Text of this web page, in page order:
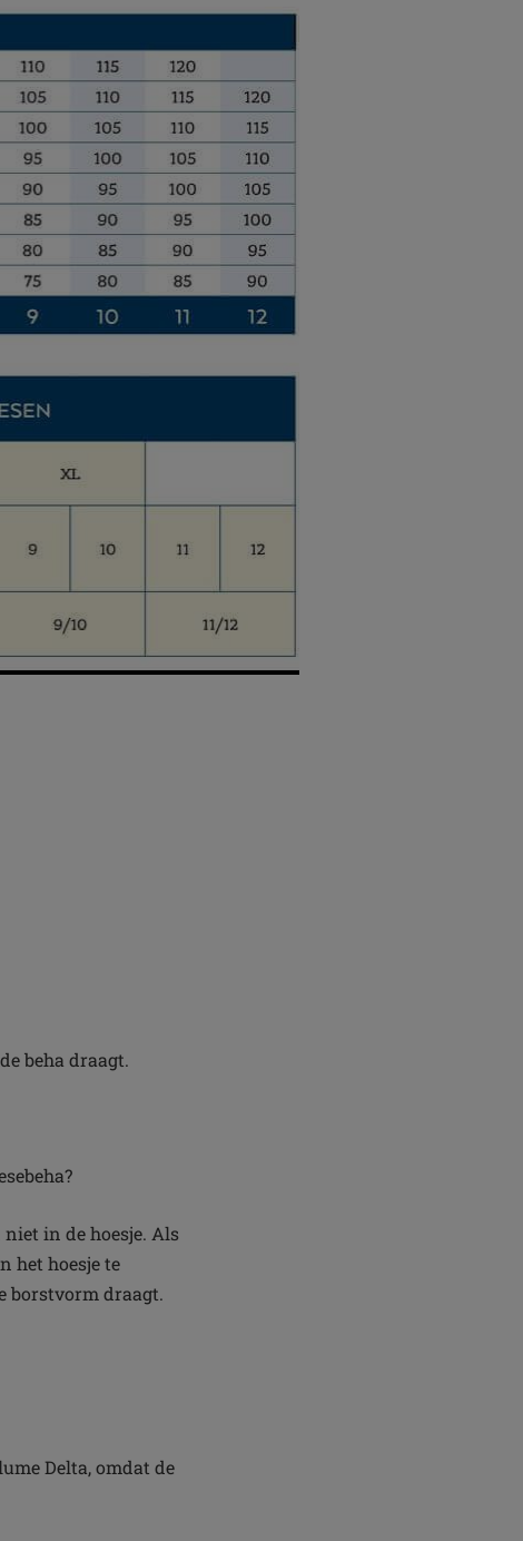
beha draagt.
in de hoesje. Als
het hoesje te
borstvorm draagt.
Delta, omdat de